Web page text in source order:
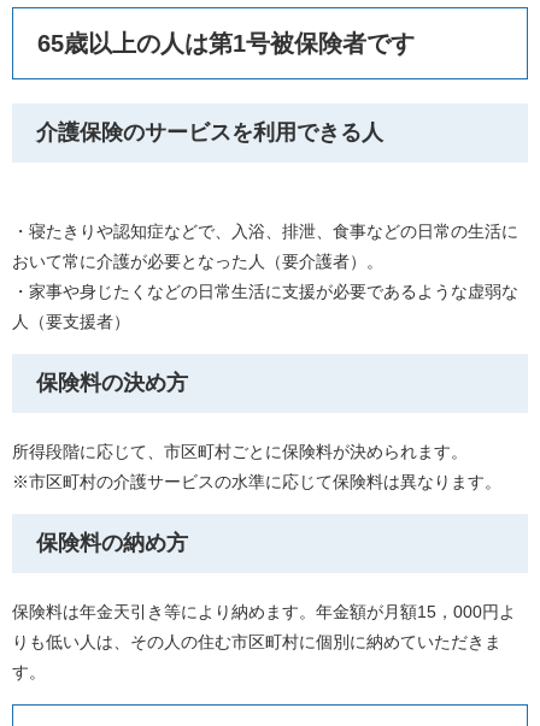
65歳以上の人は第1号被保険者です
介護保険のサービスを利用できる人
・寝たきりや認知症などで、入浴、排泄、食事などの日常の生活に
おいて常に介護が必要となった人（要介護者）。
・家事や身じたくなどの日常生活に支援が必要であるような虚弱な
人（要支援者）
保険料の決め方
所得段階に応じて、市区町村ごとに保険料が決められます。
※市区町村の介護サービスの水準に応じて保険料は異なります。
保険料の納め方
保険料は年金天引き等により納めます。年金額が月額15，000円よ
りも低い人は、その人の住む市区町村に個別に納めていただきま
す。